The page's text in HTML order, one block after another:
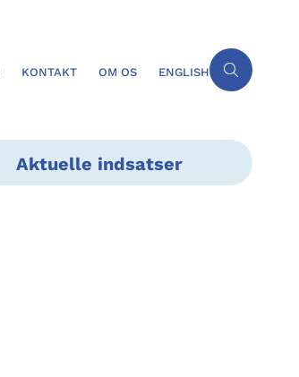
KONTAKT OM OS ENGLISH
Aktuelle indsatser